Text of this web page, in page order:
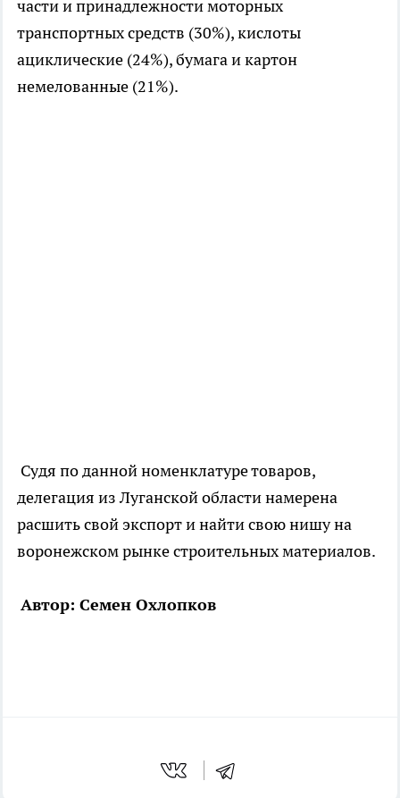
части и принадлежности моторных
транспортных средств (30%), кислоты
ациклические (24%), бумага и картон
немелованные (21%).
Судя по данной номенклатуре товаров,
делегация из Луганской области намерена
расшить свой экспорт и найти свою нишу на
воронежском рынке строительных материалов.
Автор: Семен Охлопков